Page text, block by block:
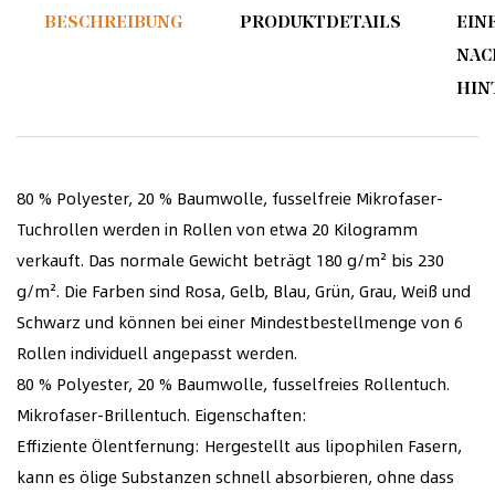
BESCHREIBUNG PRODUKTDETAILS
80 % Polyester, 20 % Baumwolle, fusselfreie Mikrofaser-
Tuchrollen werden in Rollen von etwa 20 Kilogramm
verkauft. Das normale Gewicht beträgt 180 g/m² bis 230
g/m². Die Farben sind Rosa, Gelb, Blau, Grün, Grau, Weiß und
Schwarz und können bei einer Mindestbestellmenge von 6
Rollen individuell angepasst werden.
80 % Polyester, 20 % Baumwolle, fusselfreies Rollentuch.
Mikrofaser-Brillentuch. Eigenschaften:
Effiziente Ölentfernung: Hergestellt aus lipophilen Fasern,
kann es ölige Substanzen schnell absorbieren, ohne dass